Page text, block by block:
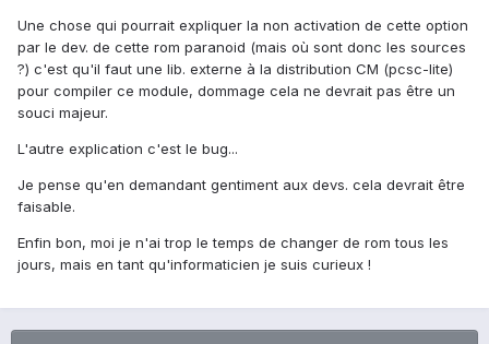
Une chose qui pourrait expliquer la non activation de cette option
par le dev. de cette rom paranoid (mais où sont donc les sources
?) c'est qu'il faut une lib. externe à la distribution CM (pcsc-lite)
pour compiler ce module, dommage cela ne devrait pas être un
souci majeur.
L'autre explication c'est le bug...
Je pense qu'en demandant gentiment aux devs. cela devrait être
faisable.
Enfin bon, moi je n'ai trop le temps de changer de rom tous les
jours, mais en tant qu'informaticien je suis curieux !